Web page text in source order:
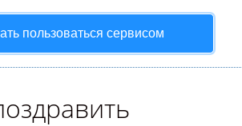
пользоваться сервисом